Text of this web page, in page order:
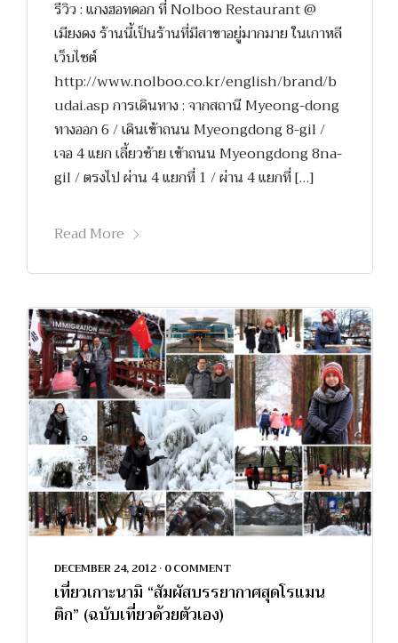
รีวิว : แกงฮอทดอก ที่ Nolboo Restaurant @
เมียงดง ร้านนี้เป็นร้านที่มีสาขาอยู่มากมาย ในเกาหลี
เว็บไซต์
http://www.nolboo.co.kr/english/brand/b
udai.asp การเดินทาง : จากสถานี Myeong-dong
ทางออก 6 / เดินเข้าถนน Myeongdong 8-gil /
เจอ 4 แยก เลี้ยวซ้าย เข้าถนน Myeongdong 8na-
gil / ตรงไป ผ่าน 4 แยกที่ 1 / ผ่าน 4 แยกที่ […]
Read More
DECEMBER 24, 2012 • 0 COMMENT
เที่ยวเกาะนามิ “สัมผัสบรรยากาศสุดโรแมน
ติก” (ฉบับเที่ยวด้วยตัวเอง)